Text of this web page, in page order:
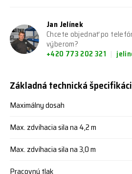
Jan Jelínek
Chcete objednať po
výberom?
+420 773 202 321
Základná technická
Maximálny dosah
Max. zdvíhacia sila na 4,2 m
Max. zdvíhacia sila na 3,0 m
Pracovný tlak